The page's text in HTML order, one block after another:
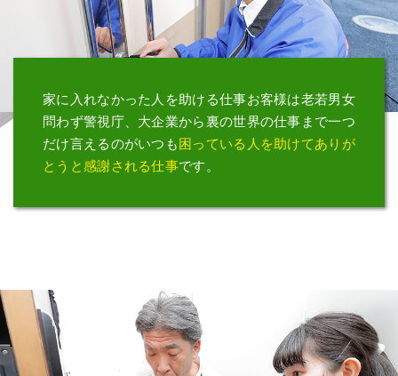
家に入れなかった人を助ける仕事お客様は老若男女
問わず警視庁、大企業から裏の世界の仕事まで一つ
だけ言えるのがいつも困っている人を助けてありが
とうと感謝される仕事です。